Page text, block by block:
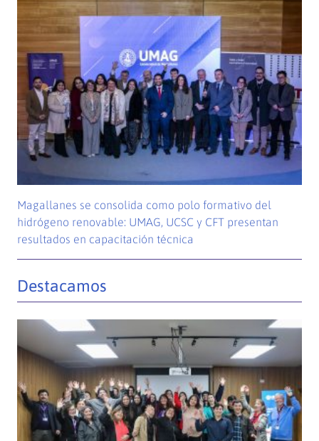
Magallanes se consolida como polo formativo del
hidrógeno renovable: UMAG, UCSC y CFT presentan
resultados en capacitación técnica
Destacamos